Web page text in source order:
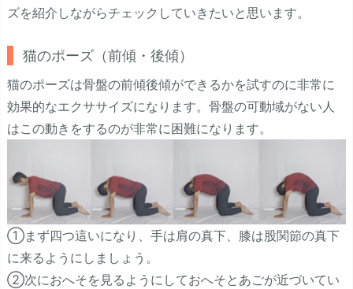
ズを紹介しながらチェックしていきたいと思います。
猫のポーズ（前傾・後傾）
猫のポーズは骨盤の前傾後傾ができるかを試すのに非常に
効果的なエクササイズになります。骨盤の可動域がない人
はこの動きをするのが非常に困難になります。
①まず四つ這いになり、手は肩の真下、膝は股関節の真下
に来るようにしましょう。
②次におへそを見るようにしておへそとあごが近づいてい